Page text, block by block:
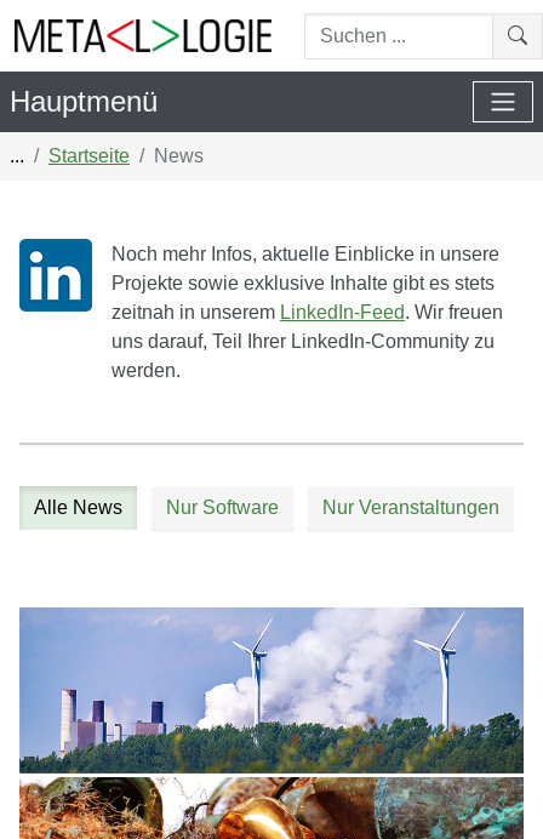
Suchen...
Hauptmenü
... Startseite News
Noch mehr Infos, aktuelle Einblicke in unsere
Projekte sowie exklusive Inhalte gibt es stets
zeitnah in unserem LinkedIn-Feed. Wir freuen
uns darauf, Teil Ihrer LinkedIn-Community zu
werden.
Alle News Nur Software Nur Veranstaltungen